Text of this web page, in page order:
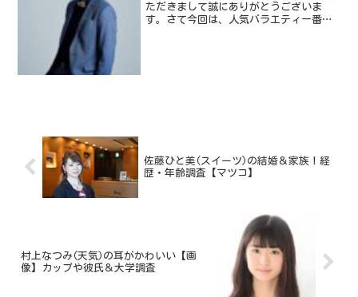
ただきまして誠にありがとうございま
す。さて今回は、人気バラエティー番組
佐藤ひと美(スイーツ)の結婚＆家族！経
歴・年齢調査【マツコ】
村上なつみ(天気)の耳がかわいい【画
像】カップや彼氏＆大学調査